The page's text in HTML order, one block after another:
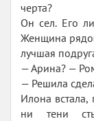
черта?
Он сел. Его
Женщина
лучшая
— Арина? —
— Решила
Илона
ни тени